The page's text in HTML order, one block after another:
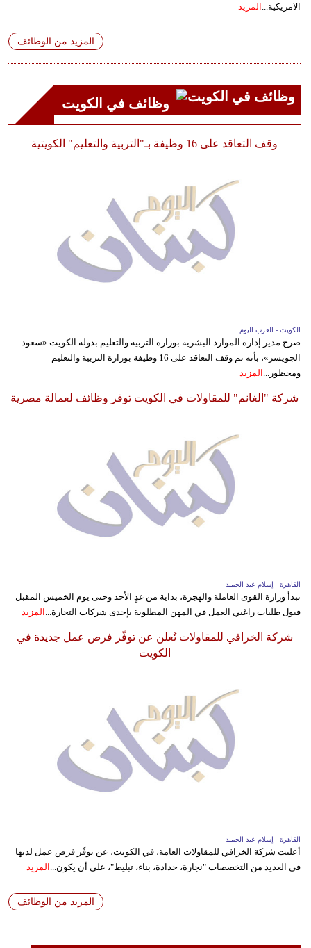
الامريكية... المزيد
المزيد من الوظائف
وظائف في الكويت
وقف التعاقد على 16 وظيفة بـ"التربية والتعليم" الكويتية
الكويت - العرب اليوم
صرح مدير إدارة الموارد البشرية بوزارة التربية والتعليم بدولة الكويت «سعود
الجويسر»، بأنه تم وقف التعاقد على 16 وظيفة بوزارة التربية والتعليم
ومحظور... المزيد
شركة "الغانم" للمقاولات في الكويت توفر وظائف لعمالة مصرية
القاهرة - إسلام عبد الحميد
تبدأ وزارة القوى العاملة والهجرة، بداية من غدٍ الأحد وحتى يوم الخميس المقبل
قبول طلبات راغبي العمل في المهن المطلوبة بإحدى شركات التجارة... المزيد
شركة الخرافي للمقاولات تُعلن عن توفّر فرص عمل جديدة في
الكويت
القاهرة - إسلام عبد الحميد
أعلنت شركة الخرافي للمقاولات العامة، في الكويت، عن توفّر فرص عمل لديها
في العديد من التخصصات "نجارة، حدادة، بناء، تبليط"، على أن يكون... المزيد
المزيد من الوظائف